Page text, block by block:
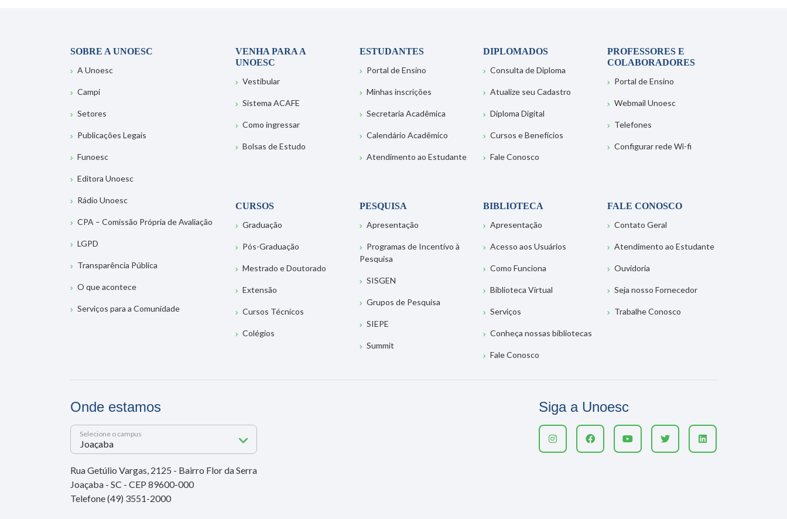
SOBRE A UNOESC
A Unoesc
Campi
Setores
Publicações Legais
Funoesc
Editora Unoesc
Rádio Unoesc
CPA – Comissão Própria de Avaliação
LGPD
Transparência Pública
O que acontece
Serviços para a Comunidade
VENHA PARA A
UNOESC
Vestibular
Sistema ACAFE
Como ingressar
Bolsas de Estudo
ESTUDANTES
Portal de Ensino
Minhas inscrições
Secretaria Acadêmica
Calendário Acadêmico
Atendimento ao Estudante
DIPLOMADOS
Consulta de Diploma
Atualize seu Cadastro
Diploma Digital
Cursos e Benefícios
Fale Conosco
PROFESSORES E
COLABORADORES
Portal de Ensino
Webmail Unoesc
Telefones
Configurar rede Wi-fi
CURSOS
Graduação
Pós-Graduação
Mestrado e Doutorado
Extensão
Cursos Técnicos
Colégios
PESQUISA
Apresentação
Programas de Incentivo à
Pesquisa
SISGEN
Grupos de Pesquisa
SIEPE
Summit
BIBLIOTECA
Apresentação
Acesso aos Usuários
Como Funciona
Biblioteca Virtual
Serviços
Conheça nossas bibliotecas
Fale Conosco
FALE CONOSCO
Contato Geral
Atendimento ao Estudante
Ouvidoria
Seja nosso Fornecedor
Trabalhe Conosco
Onde estamos
Selecione o campus
Rua Getúlio Vargas, 2125 - Bairro Flor da Serra
Joaçaba - SC - CEP 89600-000
Telefone (49) 3551-2000
Siga a Unoesc